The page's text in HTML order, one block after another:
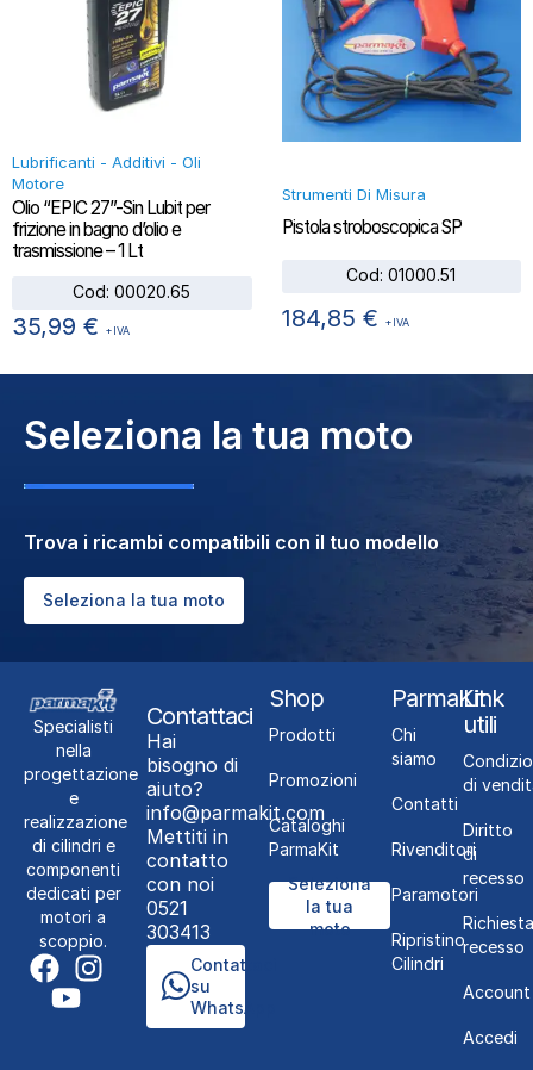
Lubrificanti - Additivi - Oli
Motore
Olio “EPIC 27”-Sin Lubit per
frizione in bagno d’olio e
trasmissione – 1 Lt
Cod: 00020.65
35,99 € +IVA
Strumenti Di Misura
Pistola stroboscopica SP
Cod: 01000.51
184,85 € +IVA
Seleziona la tua moto
Trova i ricambi compatibili con il tuo modello
Seleziona la tua moto
Specialisti
nella
progettazione
e
realizzazione
di cilindri e
componenti
dedicati per
motori a
scoppio.
Contattaci
Hai
bisogno di
aiuto?
info@parmakit.com
Mettiti in
contatto
con noi
0521
303413
Contattaci
su
WhatsApp
Shop
Prodotti
Promozioni
Cataloghi
ParmaKit
Seleziona
la tua
moto
ParmaKit
Chi
siamo
Contatti
Rivenditori
Paramotori
Ripristino
Cilindri
Link
utili
di
Diritto
di
recesso
Richiesta
recesso
Account
Accedi